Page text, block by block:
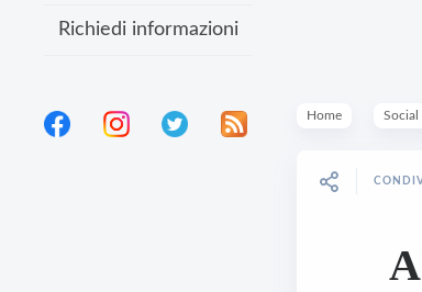
Richiedi informazioni
Home Social